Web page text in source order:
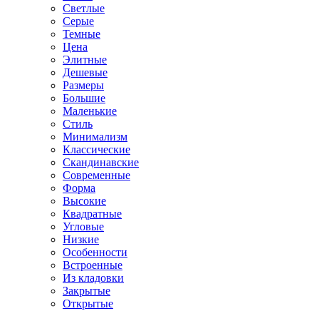
Светлые
Серые
Темные
Цена
Элитные
Дешевые
Размеры
Большие
Маленькие
Стиль
Минимализм
Классические
Скандинавские
Современные
Форма
Высокие
Квадратные
Угловые
Низкие
Особенности
Встроенные
Из кладовки
Закрытые
Открытые